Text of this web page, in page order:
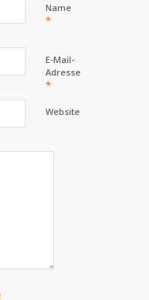
Name
*
E-Mail-
Adresse
*
Website